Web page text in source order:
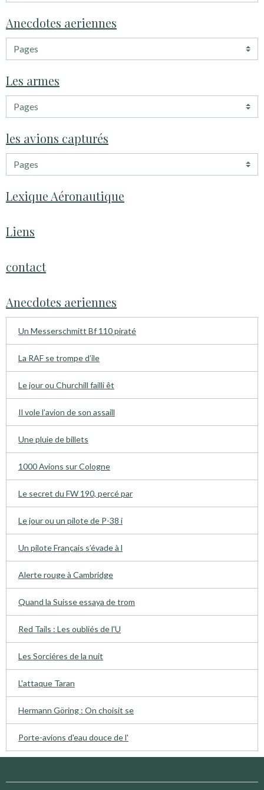
Anecdotes aeriennes
Les armes
les avions capturés
Lexique Aéronautique
Liens
contact
Anecdotes aeriennes
Un Messerschmitt Bf 110 piraté
La RAF se trompe d’ile
Le jour ou Churchill failli êt
Il vole l’avion de son assaill
Une pluie de billets
1000 Avions sur Cologne
Le secret du FW 190, percé par
Le jour ou un pilote de P-38 i
Un pilote Français s’évade à l
Alerte rouge à Cambridge
Quand la Suisse essaya de trom
Red Tails : Les oubliés de l'U
Les Sorciéres de la nuit
L'attaque Taran
Hermann Göring : On choisit se
Porte-avions d'eau douce de l'